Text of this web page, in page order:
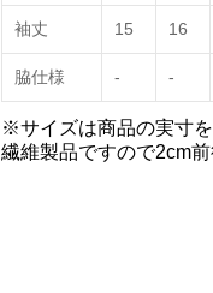
袖丈 15 16
脇仕様 - -
※サイズは商品の実寸を
繊維製品ですので2cm